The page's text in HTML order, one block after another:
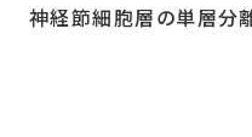
神経節細胞層の単層分